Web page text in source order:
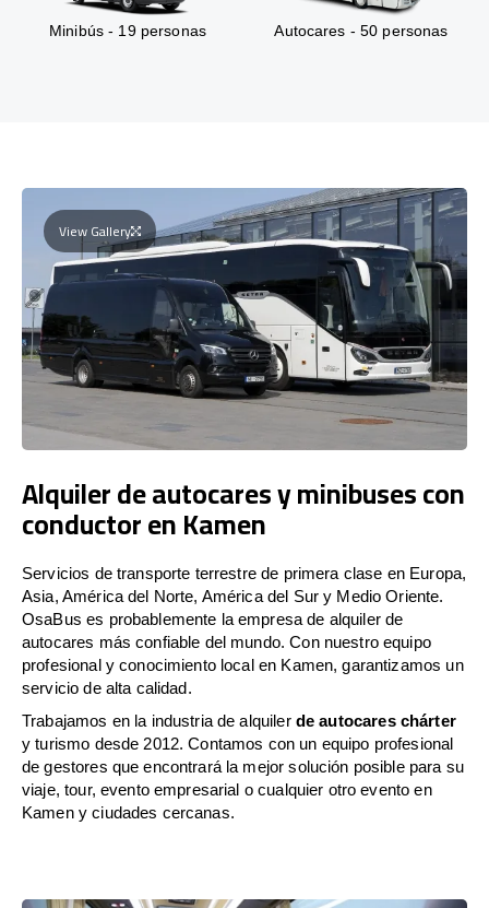
Minibús - 19 personas Autocares - 50 personas
View Gallery
Alquiler de autocares y minibuses con
conductor en Kamen
Servicios de transporte terrestre de primera clase en Europa,
Asia, América del Norte, América del Sur y Medio Oriente.
OsaBus es probablemente la empresa de alquiler de
autocares más confiable del mundo. Con nuestro equipo
profesional y conocimiento local en Kamen, garantizamos un
servicio de alta calidad.
Trabajamos en la industria de alquiler de autocares chárter
y turismo desde 2012. Contamos con un equipo profesional
de gestores que encontrará la mejor solución posible para su
viaje, tour, evento empresarial o cualquier otro evento en
Kamen y ciudades cercanas.